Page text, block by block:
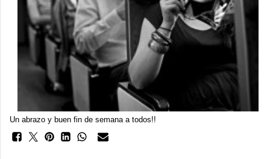
Un abrazo y buen fin de semana a todos!!